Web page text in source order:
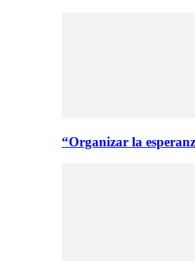
“Organizar la